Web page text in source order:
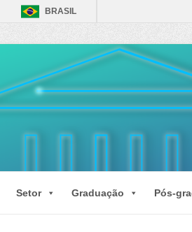
BRASIL
Setor Graduação Pós-